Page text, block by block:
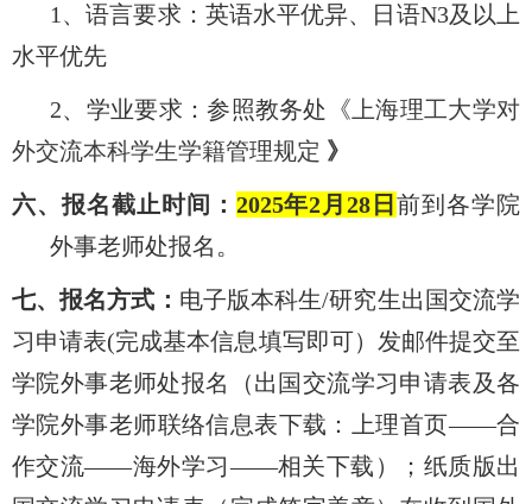
1、语言要求：英语水平优异、日语N3及以上
水平优先
2、学业要求：参照教务处 《 上海理工大学对
外交流本科学生学籍管理规定 》
六、报名截止时间： 2025年2 月28 日前到各学院
外事老师处报名。
七、报名方式： 电子版本科生/研究生出国交流学
习申请表(完成基本信息填写即可）发邮件提交至
学院外事老师处报名（出国交流学习申请表及各
学院外事老师联络信息表下载：上理首页——合
作交流——海外学习——相关下载）；纸质版出